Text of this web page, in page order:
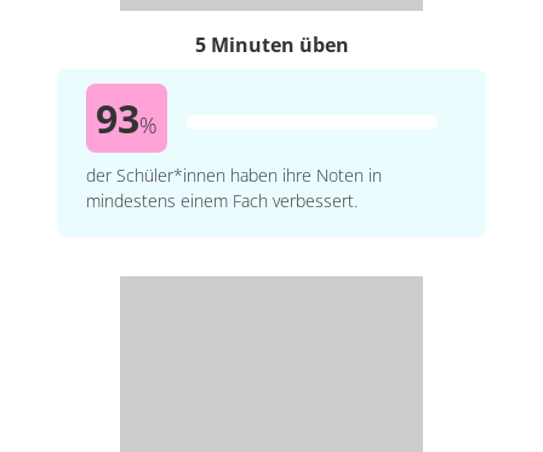
5 Minuten üben
93%
der Schüler*innen haben ihre Noten in
mindestens einem Fach verbessert.